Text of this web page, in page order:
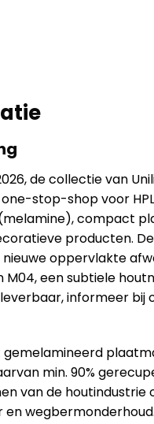
de collectie van
stop-shop voor
compact
producten.
oppervlakte
een subtiele
informeer bij
min. 90%
van de houtindustrie
en wegbermonderhoud.